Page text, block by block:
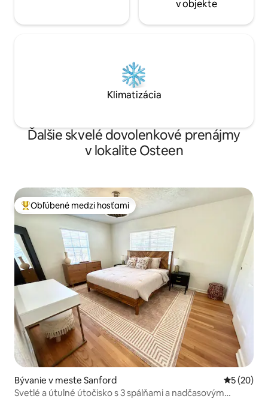
v objekte
Klimatizácia
Ďalšie skvelé dovolenkové prenájmy
v lokalite Osteen
Najobľúbenejšie medzi hosťami
Obľúbené medzi hosťami
Bývanie v meste Sanford
5 (20)
Svetlé a útulné útočisko s 3 spálňami a nadčasovým